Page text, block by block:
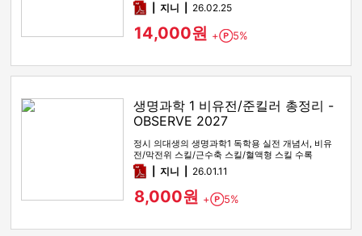
pdf지니 26.02.25
14,000원 + Point
5%
생명과학 1 비유전/준킬러 총정리 -
OBSERVE 2027
정시 의대생의 생명과학1 독학용 실전 개념서, 비유
전/막전위 스킬/근수축 스킬/혈액형 스킬 수록
pdf지니 26.01.11
8,000원 + Point
5%